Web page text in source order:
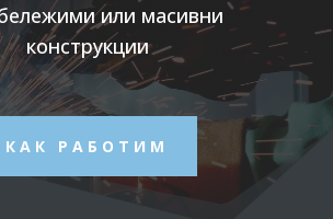
или масивни
конструкции
КАК РАБОТИМ